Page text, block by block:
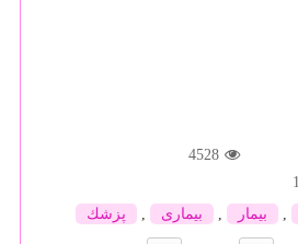
4528
بیمار بیماری پزشك